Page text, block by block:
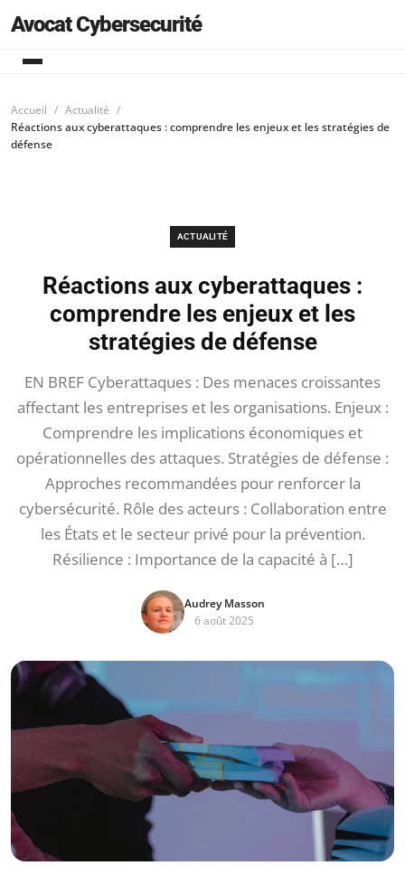
Avocat Cybersecurité
Accueil
Actualité
Réactions aux cyberattaques : comprendre les enjeux et les stratégies de
défense
ACTUALITÉ
Réactions aux cyberattaques :
comprendre les enjeux et les
stratégies de défense
EN BREF Cyberattaques : Des menaces croissantes
affectant les entreprises et les organisations. Enjeux :
Comprendre les implications économiques et
opérationnelles des attaques. Stratégies de défense :
Approches recommandées pour renforcer la
cybersécurité. Rôle des acteurs : Collaboration entre
les États et le secteur privé pour la prévention.
Résilience : Importance de la capacité à […]
Audrey Masson
6 août 2025